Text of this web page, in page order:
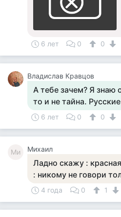
6 лет 0 0
Владислав Кравцов
А тебе зачем? Я знаю
то и не тайна.
6 лет 0 0
Ми Михаил
Ладно скажу :
: никому не говори
4 года 0 1